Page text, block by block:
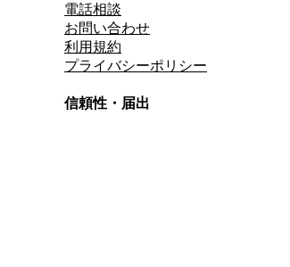
電話相談
お問い合わせ
利用規約
プライバシーポリシー
信頼性・届出